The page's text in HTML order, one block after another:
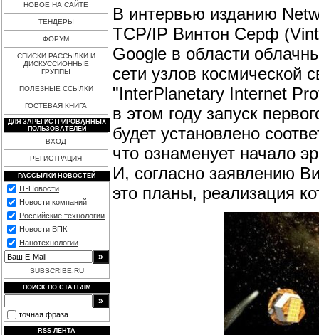
НОВОЕ НА САЙТЕ
ТЕНДЕРЫ
ФОРУМ
СПИСКИ РАССЫЛКИ И
ДИСКУССИОННЫЕ
ГРУППЫ
ПОЛЕЗНЫЕ ССЫЛКИ
ГОСТЕВАЯ КНИГА
ДЛЯ ЗАРЕГИСТРИРОВАННЫХ
ПОЛЬЗОВАТЕЛЕЙ
ВХОД
РЕГИСТРАЦИЯ
РАССЫЛКИ НОВОСТЕЙ
IT-Новости
Новости компаний
Российские технологии
Новости ВПК
Нанотехнологии
SUBSCRIBE.RU
ПОИСК ПО СТАТЬЯМ
точная фраза
RSS-ЛЕНТА
В интервью изданию
TCP/IP Винтон Серф
Google в области
сети узлов космической
"InterPlanetary Internet
в этом году запуск
будет установлено
что ознаменует начало
И, согласно заявлению
это планы, реализация